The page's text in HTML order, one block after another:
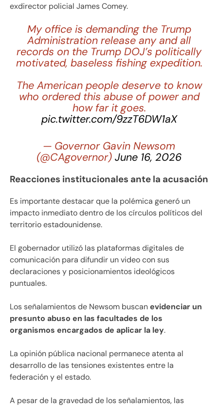
exdirector policial James Comey.
My office is demanding the Trump
Administration release any and all
records on the Trump DOJ’s politically
motivated, baseless fishing expedition.
The American people deserve to know
who ordered this abuse of power and
how far it goes.
pic.twitter.com/9zzT6DW1aX
— Governor Gavin Newsom
(@CAgovernor) June 16, 2026
Reacciones institucionales ante la acusación
Es importante destacar que la polémica generó un
impacto inmediato dentro de los círculos políticos del
territorio estadounidense.
El gobernador utilizó las plataformas digitales de
comunicación para difundir un video con sus
declaraciones y posicionamientos ideológicos
puntuales.
Los señalamientos de Newsom buscanevidenciar un
presunto abuso en las facultades de los
organismos encargados de aplicar la ley.
La opinión pública nacional permanece atenta al
desarrollo de las tensiones existentes entre la
federación y el estado.
A pesar de la gravedad de los señalamientos, las